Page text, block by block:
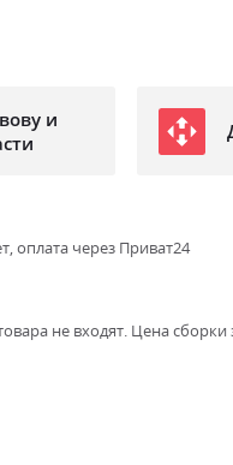
и
оплата через Приват24
не входят. Цена сборки